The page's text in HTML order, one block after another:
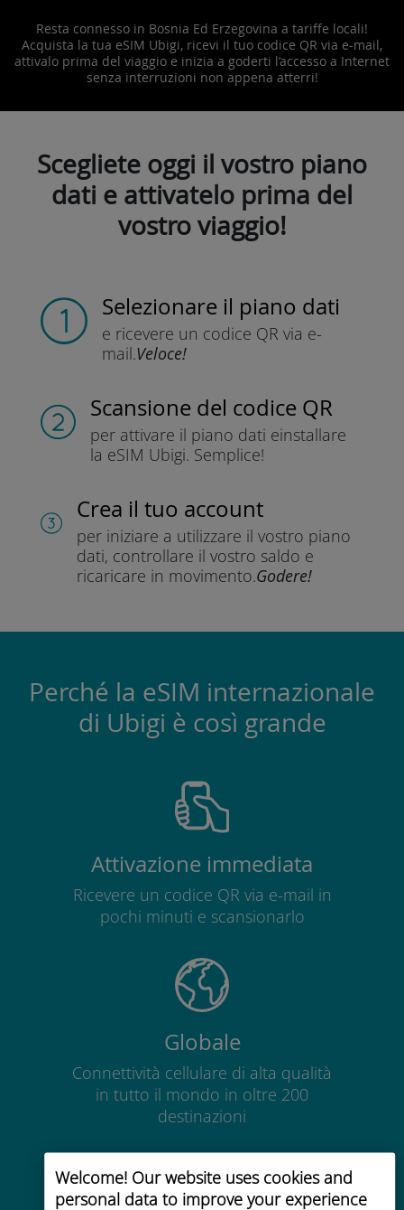
Welcome! Our website uses cookies and
personal data to improve your experience
Resta connesso in Bosnia Ed Erzegovina a tariffe locali!
Acquista la tua eSIM Ubigi, ricevi il tuo codice QR via e-mail,
attivalo prima del viaggio e inizia a goderti l’accesso a Internet
senza interruzioni non appena atterri!
Scegliete oggi il vostro piano
dati e attivatelo prima del
vostro viaggio!
Selezionare il piano dati
e ricevere un codice QR via e-
mail.Veloce!
Scansione del codice QR
per attivare il piano dati einstallare
la eSIM Ubigi. Semplice!
Crea il tuo account
per iniziare a utilizzare il vostro piano
dati, controllare il vostro saldo e
ricaricare in movimento.Godere!
Perché la eSIM internazionale
di Ubigi è così grande
Attivazione immediata
Ricevere un codice QR via e-mail in
pochi minuti e scansionarlo
Globale
Connettività cellulare di alta qualità
in tutto il mondo in oltre 200
destinazioni